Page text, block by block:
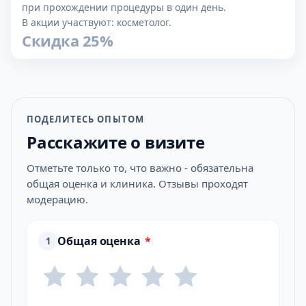
при прохождении процедуры в один день.
В акции участвуют: косметолог.
Скидка 25%
ПОДЕЛИТЕСЬ ОПЫТОМ
Расскажите о визите
Отметьте только то, что важно - обязательна
общая оценка и клиника. Отзывы проходят
модерацию.
1 Общая оценка *